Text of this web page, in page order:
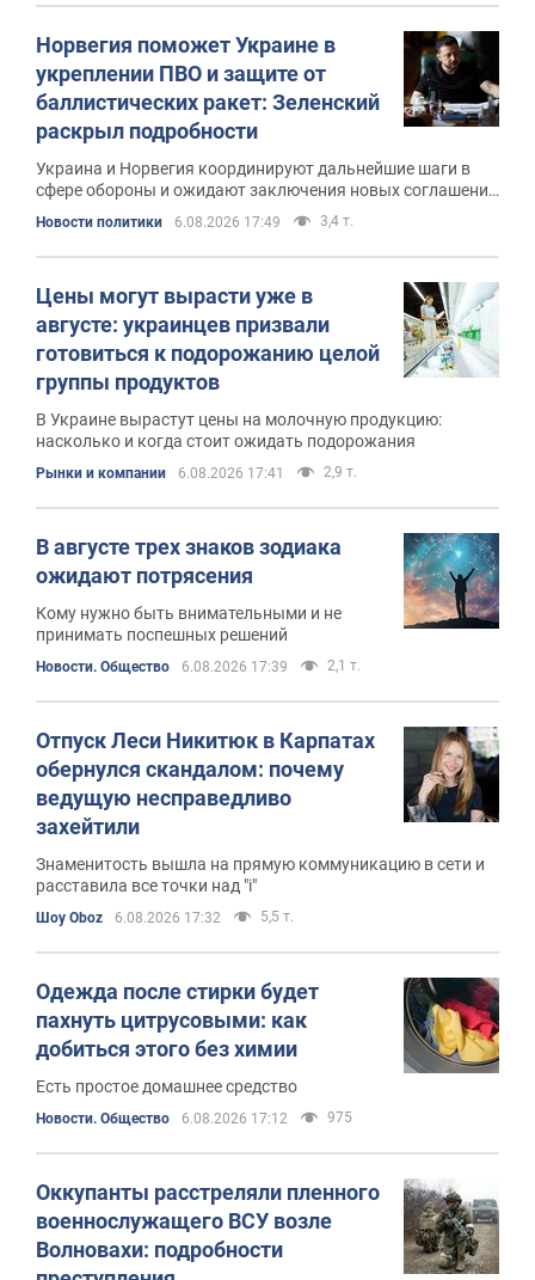
Норвегия поможет Украине в
укреплении ПВО и защите от
баллистических ракет: Зеленский
раскрыл подробности
Украина и Норвегия координируют дальнейшие шаги в
сфере обороны и ожидают заключения новых соглашений
в рамках стратегического партнерства
Новости политики 6.08.2026 17:49 3,4 т.
Цены могут вырасти уже в
августе: украинцев призвали
готовиться к подорожанию целой
группы продуктов
В Украине вырастут цены на молочную продукцию:
насколько и когда стоит ожидать подорожания
Рынки и компании 6.08.2026 17:41 2,9 т.
В августе трех знаков зодиака
ожидают потрясения
Кому нужно быть внимательными и не
принимать поспешных решений
Новости. Общество 6.08.2026 17:39 2,1 т.
Отпуск Леси Никитюк в Карпатах
обернулся скандалом: почему
ведущую несправедливо
захейтили
Знаменитость вышла на прямую коммуникацию в сети и
расставила все точки над "i"
Шоу Oboz 6.08.2026 17:32 5,5 т.
Одежда после стирки будет
пахнуть цитрусовыми: как
добиться этого без химии
Есть простое домашнее средство
Новости. Общество 6.08.2026 17:12 975
Оккупанты расстреляли пленного
военнослужащего ВСУ возле
Волновахи: подробности